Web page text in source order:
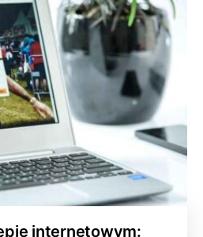
internetowym: